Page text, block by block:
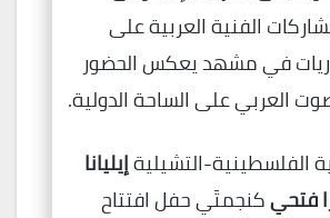
الفنية العربية على
في مشهد يعكس الحضور
العربي على الساحة الدولية.
الفلسطينية-التشيليةإيليانا
فتحيكنجمتَي حفل افتتاح